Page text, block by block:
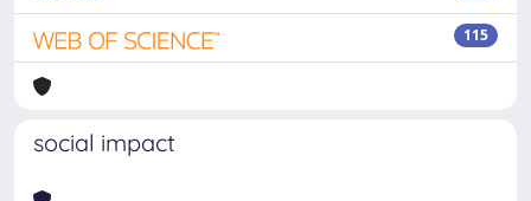
115
social impact